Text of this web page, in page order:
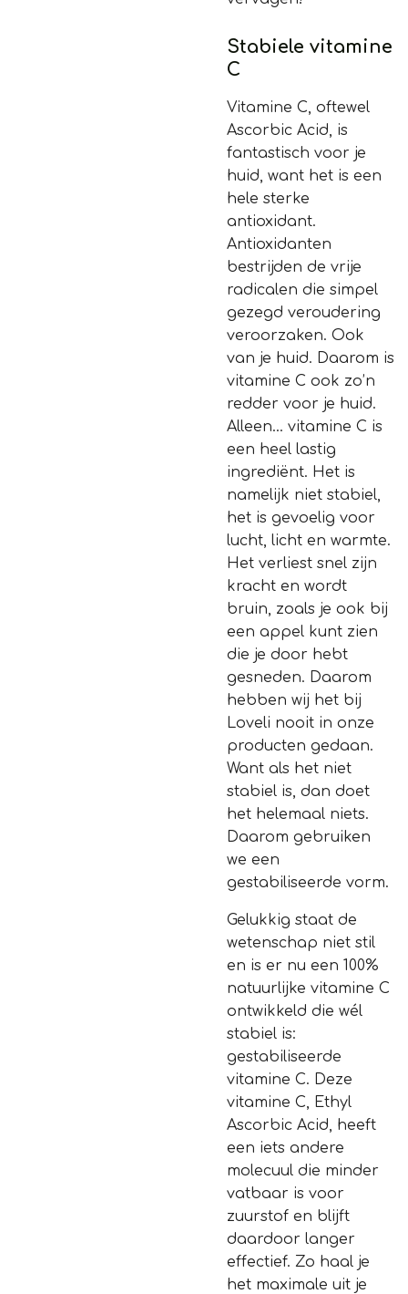
Stabiele vitamine
C
Vitamine C, oftewel
Ascorbic Acid, is
fantastisch voor je
huid, want het is een
hele sterke
antioxidant.
Antioxidanten
bestrijden de vrije
radicalen die simpel
gezegd veroudering
veroorzaken. Ook
van je huid. Daarom is
vitamine C ook zo’n
redder voor je huid.
Alleen… vitamine C is
een heel lastig
ingrediënt. Het is
namelijk niet stabiel,
het is gevoelig voor
lucht, licht en warmte.
Het verliest snel zijn
kracht en wordt
bruin, zoals je ook bij
een appel kunt zien
die je door hebt
gesneden. Daarom
hebben wij het bij
Loveli nooit in onze
producten gedaan.
Want als het niet
stabiel is, dan doet
het helemaal niets.
Daarom gebruiken
we een
gestabiliseerde vorm.
Gelukkig staat de
wetenschap niet stil
en is er nu een 100%
natuurlijke vitamine C
ontwikkeld die wél
stabiel is:
gestabiliseerde
vitamine C. Deze
vitamine C, Ethyl
Ascorbic Acid, heeft
een iets andere
molecuul die minder
vatbaar is voor
zuurstof en blijft
daardoor langer
effectief. Zo haal je
het maximale uit je